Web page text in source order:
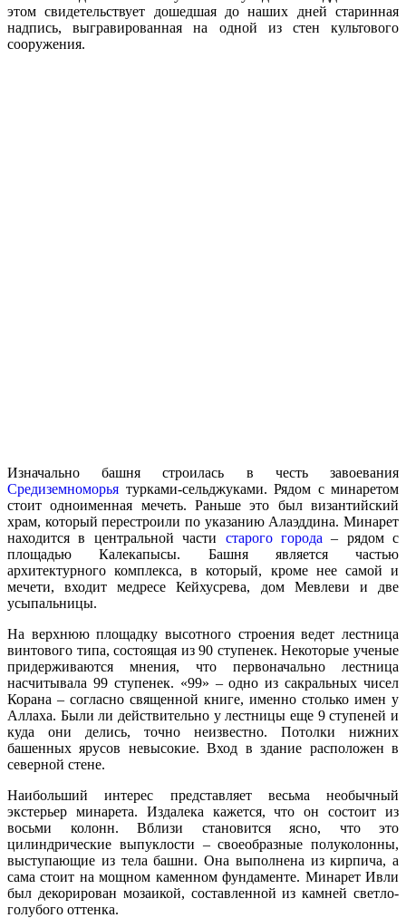
этом свидетельствует дошедшая до наших дней старинная
надпись,выгравированная на одной из стен
культового
сооружения.
Изначально башня строилась в честь
завоевания
Средиземноморья турками-сельджуками. Рядом с минаретом
стоит одноименная мечеть.Раньше это был византийский
храм, который перестроили по указанию Алаэддина.Минарет
находится в центральной части старого города – рядом с
площадью
Калекапысы. Башня является
частью
архитектурного комплекса,в который, кроме нее самой и
мечети,входит медресе Кейхусрева, дом Мевлеви и
две
усыпальницы.
На верхнюю площадку высотного строения ведет лестница
винтового типа,состоящая из 90 ступенек.Некоторые ученые
придерживаются
мнения, что первоначально
лестница
насчитывала 99 ступенек. «99» –одно из сакральных чисел
Корана – согласно священной книге, именно столько имен у
Аллаха. Были ли действительно у лестницы еще 9 ступеней и
куда
они делись, точно неизвестно. Потолки
нижних
башенных ярусов невысокие.Вход в здание расположен в
северной стене.
Наибольший
интерес представляет весьма
необычный
экстерьер минарета. Издалека кажется,что он состоит из
восьми
колонн. Вблизи становится ясно, что
это
цилиндрические выпуклости –своеобразные полуколонны,
выступающие из тела башни. Она выполнена из кирпича, а
сама стоит на мощном каменном фундаменте. Минарет Ивли
был декорирован мозаикой, составленной из камней светло-
голубого оттенка.